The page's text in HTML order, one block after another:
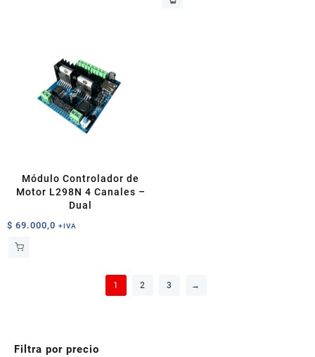
Módulo Controlador de
Motor L298N 4 Canales –
Dual
$ 69.000,0 +IVA
1 2 3 →
Filtra por precio